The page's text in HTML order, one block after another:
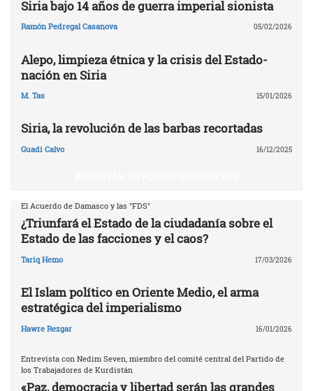
Siria bajo 14 años de guerra imperial sionista
Ramón Pedregal Casanova 05/02/2026
Alepo, limpieza étnica y la crisis del Estado-
nación en Siria
M. Tas 15/01/2026
Siria, la revolución de las barbas recortadas
Guadi Calvo 16/12/2025
El Acuerdo de Damasco y las "FDS"
¿Triunfará el Estado de la ciudadanía sobre el
Estado de las facciones y el caos?
Tariq Hemo 17/03/2026
El Islam político en Oriente Medio, el arma
estratégica del imperialismo
Hawre Rezgar 16/01/2026
Entrevista con Nedim Seven, miembro del comité central del Partido de
los Trabajadores de Kurdistán
«Paz, democracia y libertad serán las grandes